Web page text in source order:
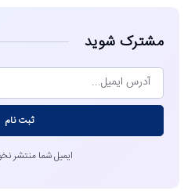
مشترک شوید
ثبت نام
ایمیل شما منتشر